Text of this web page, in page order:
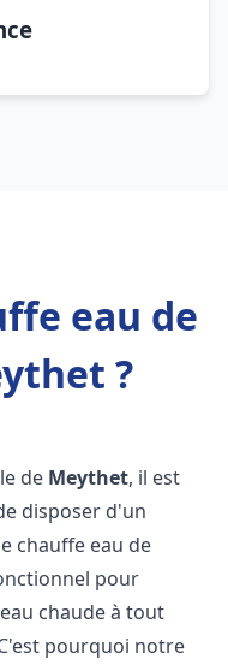
eau de
?
de Meythet, il est
disposer d'un
chauffe eau de
pour
chaude à tout
pourquoi notre